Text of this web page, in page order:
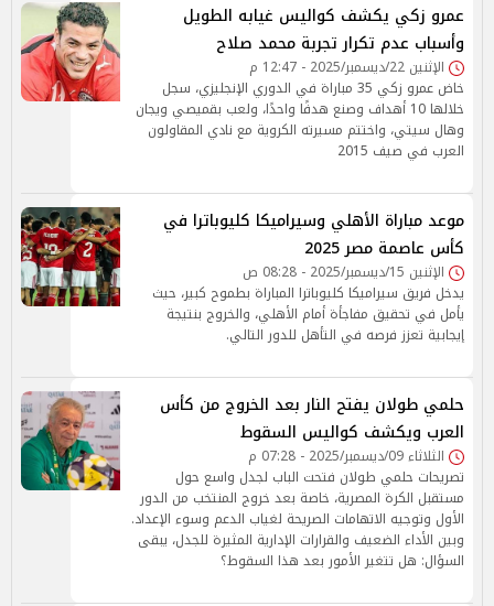
عمرو زكي يكشف كواليس غيابه الطويل
وأسباب عدم تكرار تجربة محمد صلاح
الإثنين 22/ديسمبر/2025 - 12:47 م
خاض عمرو زكي 35 مباراة في الدوري الإنجليزي، سجل
خلالها 10 أهداف وصنع هدفًا واحدًا، ولعب بقميصي ويجان
وهال سيتي، واختتم مسيرته الكروية مع نادي المقاولون
العرب في صيف 2015
موعد مباراة الأهلي وسيراميكا كليوباترا في
كأس عاصمة مصر 2025
الإثنين 15/ديسمبر/2025 - 08:28 ص
يدخل فريق سيراميكا كليوباترا المباراة بطموح كبير، حيث
يأمل في تحقيق مفاجأة أمام الأهلي، والخروج بنتيجة
إيجابية تعزز فرصه في التأهل للدور التالي.
حلمي طولان يفتح النار بعد الخروج من كأس
العرب ويكشف كواليس السقوط
الثلاثاء 09/ديسمبر/2025 - 07:28 م
تصريحات حلمي طولان فتحت الباب لجدل واسع حول
مستقبل الكرة المصرية، خاصة بعد خروج المنتخب من الدور
الأول وتوجيه الاتهامات الصريحة لغياب الدعم وسوء الإعداد.
وبين الأداء الضعيف والقرارات الإدارية المثيرة للجدل، يبقى
السؤال: هل تتغير الأمور بعد هذا السقوط؟